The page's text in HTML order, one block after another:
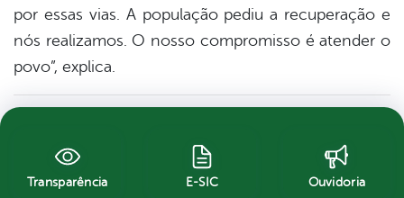
por essas vias. A população pediu a recuperação e
nós realizamos. O nosso compromisso é atender o
povo”, explica.
Transparência E-SIC Ouvidoria